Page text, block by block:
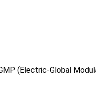
(Electric-Global